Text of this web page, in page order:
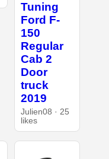
Tuning
Ford F-
150
Regular
Cab 2
Door
truck
2019
Julien08 · 25
likes